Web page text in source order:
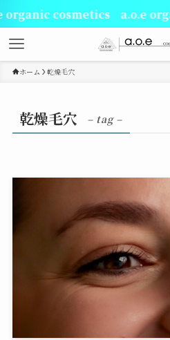
cosmetics a.o.e
ホーム 乾燥毛穴
乾燥毛穴 – tag –